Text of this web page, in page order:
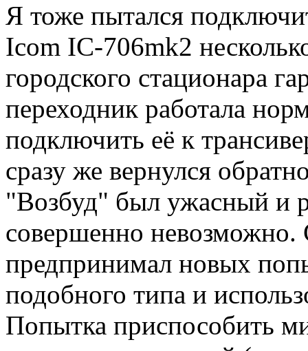
Я тоже пытался
Icom IC-706mk2
городского стационара
переходник работала
подключить её к
сразу же вернулся
"Возбуд" был ужасный и
совершенно невозможно.
предпринимал новых
подобного типа и
Попытка приспособить